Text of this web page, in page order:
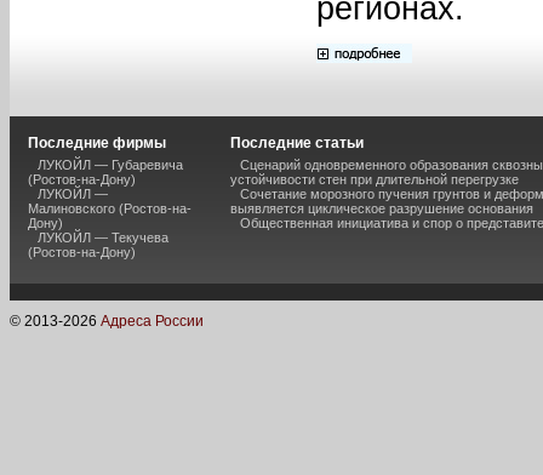
регионах.
Последние фирмы
ЛУКОЙЛ — Губаревича
(Ростов-на-Дону)
ЛУКОЙЛ —
Малиновского (Ростов-на-
Дону)
ЛУКОЙЛ — Текучева
(Ростов-на-Дону)
Последние статьи
Сценарий одновременного образования
устойчивости стен при длительной перегрузке
Сочетание морозного пучения грунтов и
выявляется циклическое разрушение основания
Общественная инициатива и спор о
© 2013-2026 Адреса России